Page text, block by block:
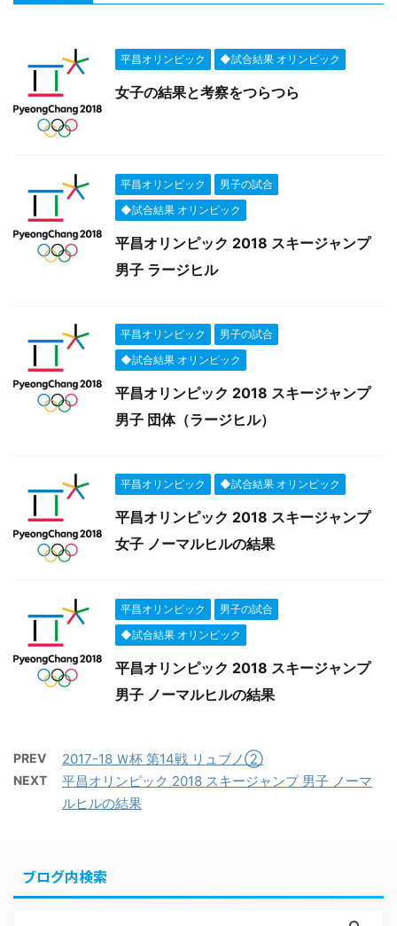
平昌オリンピック ◆試合結果 オリンピック
女子の結果と考察をつらつら
平昌オリンピック
男子の試合
◆試合結果 オリンピック
平昌オリンピック 2018 スキージャンプ
男子 ラージヒル
平昌オリンピック
男子の試合
◆試合結果 オリンピック
平昌オリンピック 2018 スキージャンプ
男子 団体（ラージヒル）
平昌オリンピック ◆試合結果 オリンピック
平昌オリンピック 2018 スキージャンプ
女子 ノーマルヒルの結果
平昌オリンピック
男子の試合
◆試合結果 オリンピック
平昌オリンピック 2018 スキージャンプ
男子 ノーマルヒルの結果
PREV 2017-18 Ｗ杯 第14戦 リュブノ②
NEXT
平昌オリンピック 2018 スキージャンプ 男子 ノーマ
ルヒルの結果
ブログ内検索